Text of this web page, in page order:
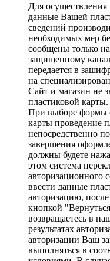
Для
данные Вашей
сведений
необходимых мер
сообщены только
защищенному
передается в
на
Сайт и магазин не
пластиковой карты.
При выборе формы
карты проведение
непосредственно
завершения
должны будете
этом система
авторизационного
ввести данные
авторизацию,
кнопкой
возвращаетесь в
результатах
авторизации Ваш
выполняться в